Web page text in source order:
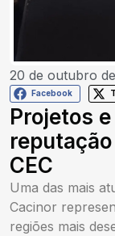
20 de outubro
Facebook
Projetos
CEC
Uma das mais
Cacinor
regiões mais